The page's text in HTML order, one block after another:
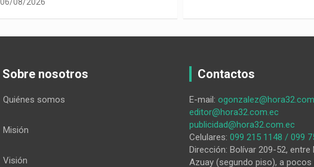
Sobre nosotros
Quiénes somos
Misión
Visión
Contactos
E-mail:
editor@hora32.com.ec
publicidad@hora32.com.ec
Celulares: 099 215 1148 / 099
Dirección: Bolívar 209-52, entre
Azuay (segundo piso), a